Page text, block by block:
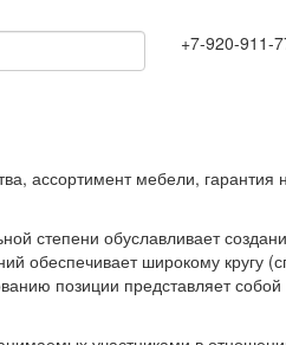
+7-920-911-
ассортимент мебели,
степени обуславливает
обеспечивает широкому кругу
позиции представляет